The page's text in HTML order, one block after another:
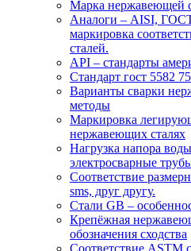
Марка нержавеющей
Аналоги – AISI,
маркировка
сталей.
API – стандарты
Стандарт гост 5582 75
Варианты сварки
методы
Маркировка
нержавеющих сталях
Нагрузка напора
электросварные
Соответствие
sms, друг другу.
Стали GB –
Крепёжная
обозначения сходства
Соответствие ASTM